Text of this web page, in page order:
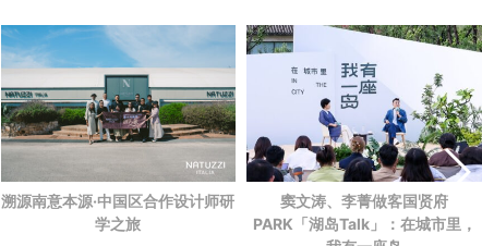
溯源南意本源·中国区合作设计师研
学之旅
窦文涛、李菁做客国贤府
PARK 「湖岛Talk」：在城市里，